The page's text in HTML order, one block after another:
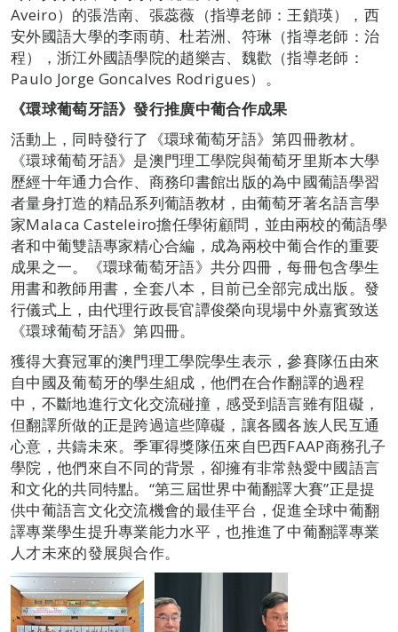
Aveiro）的張浩南、張蕊薇（指導老師：王鎖瑛），西
安外國語大學的李雨萌、杜若洲、符琳（指導老師：治
程），浙江外國語學院的趙樂吉、魏歡（指導老師：
Paulo Jorge Goncalves Rodrigues）。
《環球葡萄牙語》發行推廣中葡合作成果
活動上，同時發行了《環球葡萄牙語》第四冊教材。
《環球葡萄牙語》是澳門理工學院與葡萄牙里斯本大學
歷經十年通力合作、商務印書館出版的為中國葡語學習
者量身打造的精品系列葡語教材，由葡萄牙著名語言學
家Malaca Casteleiro擔任學術顧問，並由兩校的葡語學
者和中葡雙語專家精心合編，成為兩校中葡合作的重要
成果之一。《環球葡萄牙語》共分四冊，每冊包含學生
用書和教師用書，全套八本，目前已全部完成出版。發
行儀式上，由代理行政長官譚俊榮向現場中外嘉賓致送
《環球葡萄牙語》第四冊。
獲得大賽冠軍的澳門理工學院學生表示，參賽隊伍由來
自中國及葡萄牙的學生組成，他們在合作翻譯的過程
中，不斷地進行文化交流碰撞，感受到語言雖有阻礙，
但翻譯所做的正是跨過這些障礙，讓各國各族人民互通
心意，共鑄未來。季軍得獎隊伍來自巴西FAAP商務孔子
學院，他們來自不同的背景，卻擁有非常熱愛中國語言
和文化的共同特點。“第三屆世界中葡翻譯大賽”正是提
供中葡語言文化交流機會的最佳平台，促進全球中葡翻
譯專業學生提升專業能力水平，也推進了中葡翻譯專業
人才未來的發展與合作。